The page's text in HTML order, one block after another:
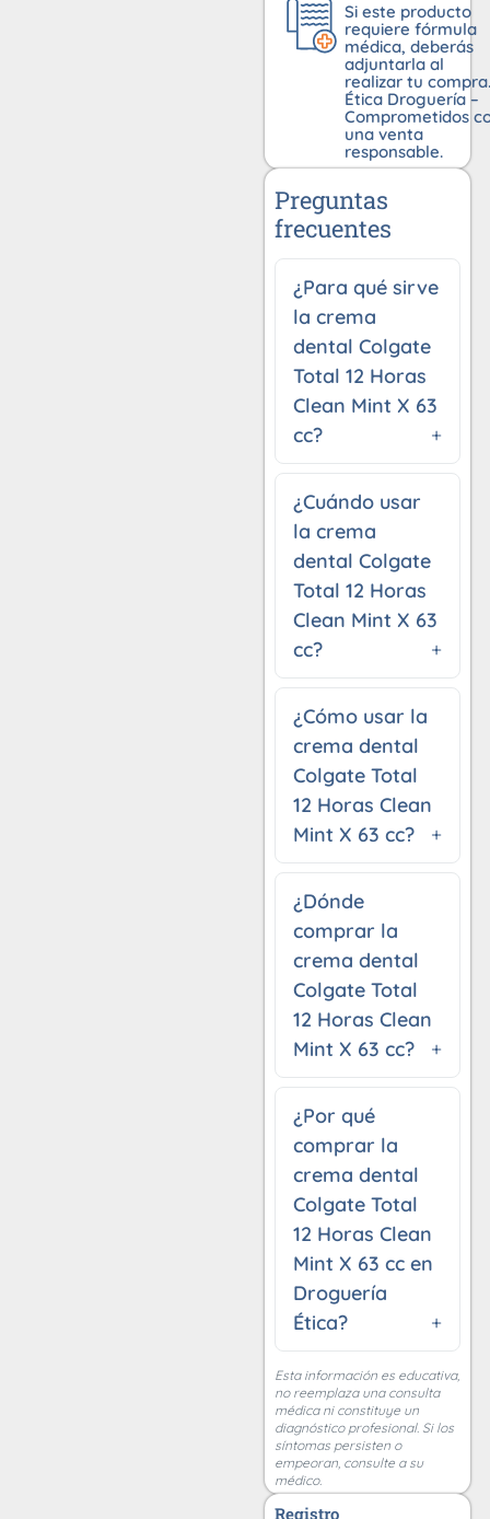
Si este producto
requiere fórmula
médica, deberás
adjuntarla al
realizar tu compra.
Ética Droguería –
Comprometidos
una venta
responsable.
Preguntas
frecuentes
¿Para qué sirve
la crema
dental Colgate
Total 12 Horas
Clean Mint X 63
cc?
¿Cuándo usar
la crema
dental Colgate
Total 12 Horas
Clean Mint X 63
cc?
¿Cómo usar la
crema dental
Colgate Total
12 Horas Clean
Mint X 63 cc?
¿Dónde
comprar la
crema dental
Colgate Total
12 Horas Clean
Mint X 63 cc?
¿Por qué
comprar la
crema dental
Colgate Total
12 Horas Clean
Mint X 63 cc en
Droguería
Ética?
Esta información es educativa,
no reemplaza una consulta
médica ni constituye un
diagnóstico profesional. Si los
síntomas persisten o
empeoran, consulte a su
médico.
Registro